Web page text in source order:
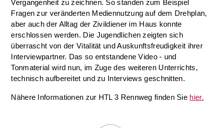
Vergangenheit zu zeichnen. So standen zum Beispiel
Fragen zur veränderten Mediennutzung auf dem Drehplan,
aber auch der Alltag der Zivildiener im Haus konnte
erschlossen werden. Die Jugendlichen zeigten sich
überrascht von der Vitalität und Auskunftsfreudigkeit ihrer
Interviewpartner. Das so entstandene Video - und
Tonmaterial wird nun, im Zuge des weiteren Unterrichts,
technisch aufbereitet und zu Interviews geschnitten.
Nähere Informationen zur HTL 3 Rennweg finden Sie hier.